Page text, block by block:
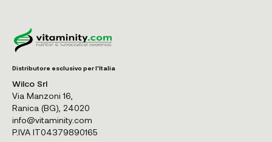
Distributore esclusivo per l'Italia
Wilco Srl
Via Manzoni 16,
Ranica (BG), 24020
info@vitaminity.com
P.IVA IT04379890165